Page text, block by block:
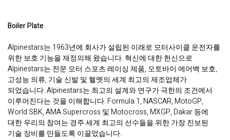
Boiler Plate
Alpinestars는 1963년에 회사가 설립된 이래로 모터사이클 운전자를
위한 보호 기능을 재정의해 왔습니다. 혁신에 대한 헌신으로
Alpinestars는 전문 모터 스포츠 레이싱 제품, 오토바이 에어백 보호,
고성능 의류, 기술 신발 및 헬멧의 세계 최고의 제조업체가
되었습니다. Alpinestars는 최고의 설계와 연구가 극한의 조건에서
이루어진다는 것을 이해합니다. Formula 1, NASCAR, MotoGP,
World SBK, AMA Supercross 및 Motocross, MXGP, Dakar 등에
대한 우리의 참여는 경주 세계 최고의 선수들을 위한 가장 진보된
기술 장비를 만들도록 이끌었습니다.